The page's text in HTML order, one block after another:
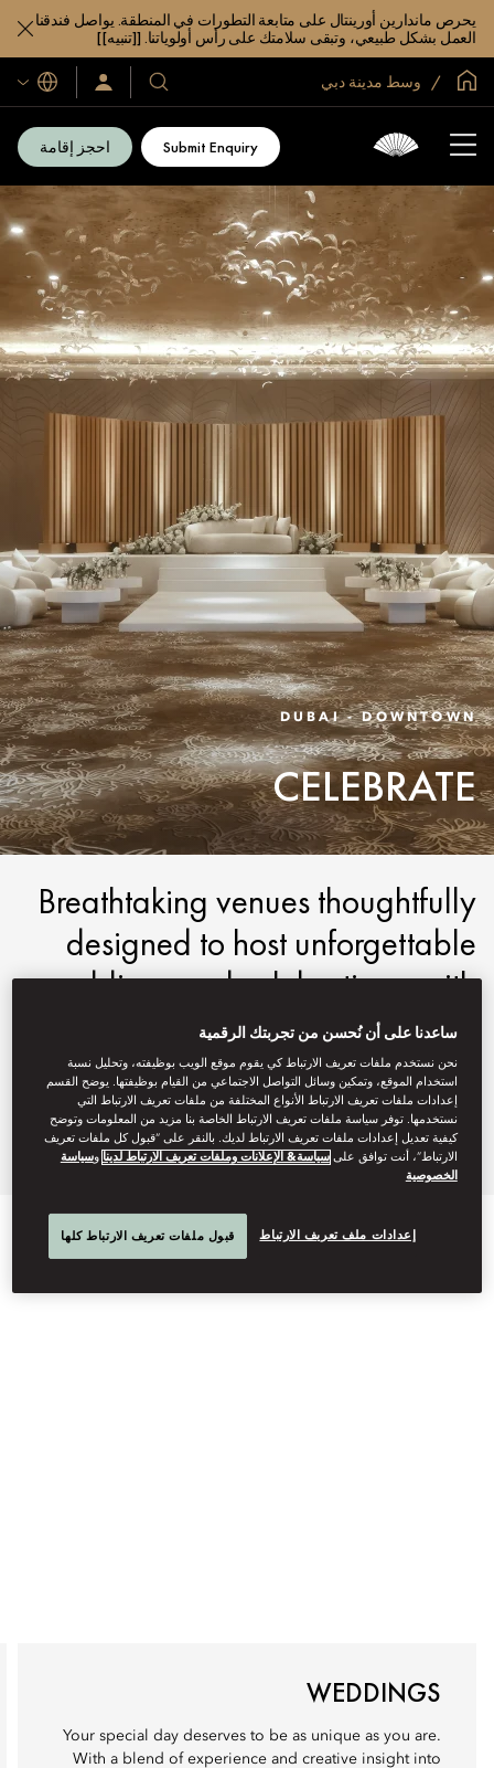
يحرص ماندارين أورينتال على متابعة التطورات في المنطقة. يواصل فندقنا
العمل بشكل طبيعي، وتبقى سلامتك على رأس أولوياتنا. [[تنبيه]]
الصفحة الرئيسية العالمية
وسط مدينة دبي
فنادقنا
ومنتجعاتنا
سجّل
الدخول/
اللغات
Submit Enquiry احجز إقامة
DUBAI - DOWNTOWN
CELEBRATE
Breathtaking venues thoughtfully
designed to host unforgettable
weddings and celebrations, with
iconic views of Dubai’s skyline
and the Arabian Gulf.
modtd-events@mohg.com
+971 4 777 8888
EVENT TYPES
WEDDINGS
Your special day deserves to be as unique as you are.
With a blend of experience and creative insight into
ساعدنا على أن نُحسن من تجربتك الرقمية
نحن نستخدم ملفات تعريف الارتباط كي يقوم موقع الويب بوظيفته، وتحليل نسبة
استخدام الموقع، وتمكين وسائل التواصل الاجتماعي من القيام بوظيفتها. يوضح القسم
إعدادات ملفات تعريف الارتباط الأنواع المختلفة من ملفات تعريف الارتباط التي
نستخدمها. توفر سياسة ملفات تعريف الارتباط الخاصة بنا مزيد من المعلومات وتوضح
كيفية تعديل إعدادات ملفات تعريف الارتباط لديك. بالنقر على “قبول كل ملفات تعريف
الارتباط”، أنت توافق علىسياسة& الإعلانات وملفات تعريف الارتباط لدينا وسياسة
الخصوصية
إعدادات ملف تعريف الارتباط قبول ملفات تعريف الارتباط كلها